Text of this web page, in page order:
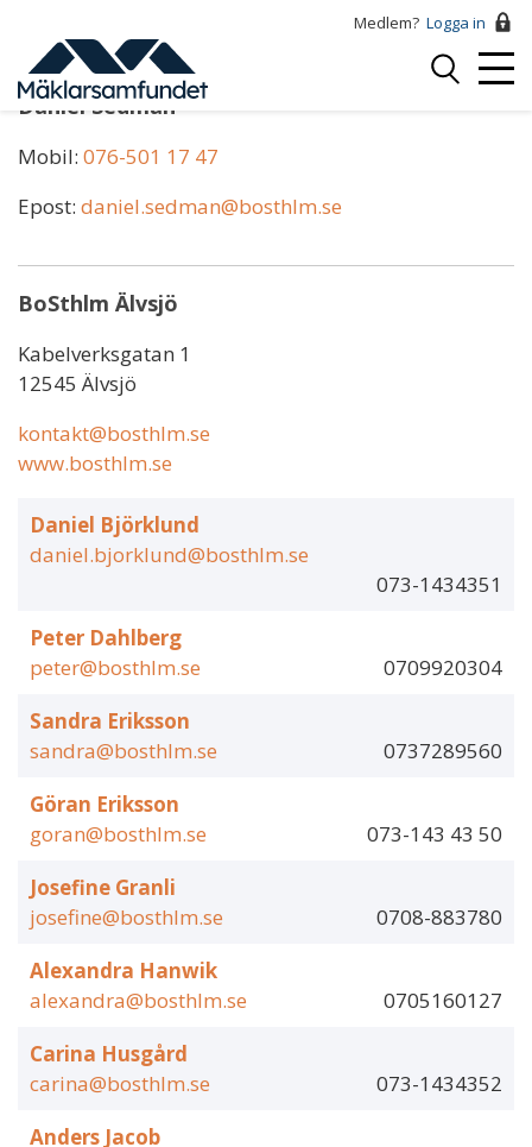
huvudinnehåll
Medlem? Logga in
Logga
Daniel Sedman
Mobil: 076-501 17 47
Epost: daniel.sedman@bosthlm.se
BoSthlm Älvsjö
Kabelverksgatan 1
12545 Älvsjö
kontakt@bosthlm.se
www.bosthlm.se
Daniel Björklund
daniel.bjorklund@bosthlm.se
073-1434351
Peter Dahlberg
peter@bosthlm.se
0709920304
Sandra Eriksson
sandra@bosthlm.se
0737289560
Göran Eriksson
goran@bosthlm.se
073-143 43 50
Josefine Granli
josefine@bosthlm.se
0708-883780
Alexandra Hanwik
alexandra@bosthlm.se
0705160127
Carina Husgård
carina@bosthlm.se
073-1434352
Anders Jacob